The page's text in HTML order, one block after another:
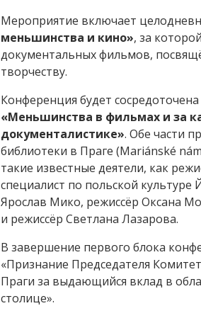
Мероприятие включает
меньшинства и кино», за
документальных фильмов,
творчеству.
Конференция будет
«Меньшинства в фильмах и за
документалистике». Обе части
библиотеки в Праге (Mariánské
такие известные деятели, как
специалист по польской
Ярослав Мико, режиссёр Оксана
и режиссёр Светлана Лазарова.
В завершение первого блока
«Признание Председателя
Праги за выдающийся вклад в
столице».